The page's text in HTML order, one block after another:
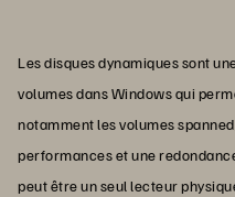
Les disques dynamiques sont
volumes dans Windows qui
notamment les volumes
performances et une
peut être un seul lecteur